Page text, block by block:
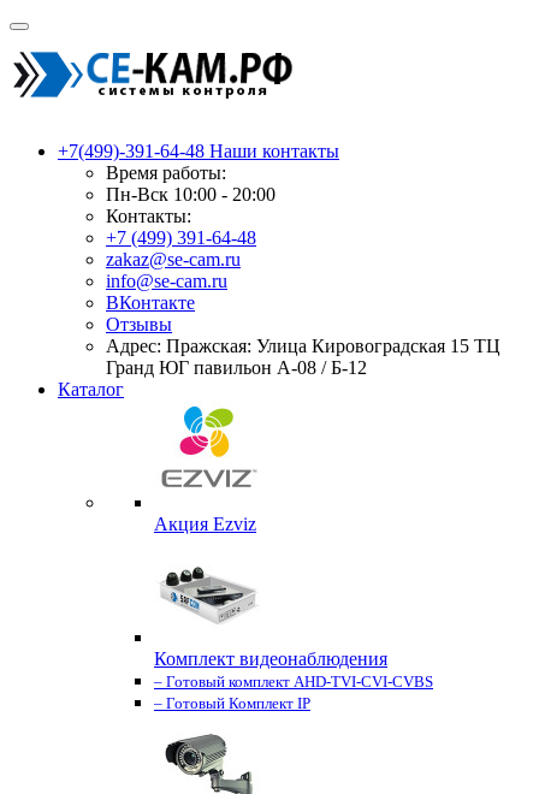
+7(499)-391-64-48 Наши контакты
Время работы:
Пн-Вск 10:00 - 20:00
Контакты:
+7 (499) 391-64-48
zakaz@se-cam.ru
info@se-cam.ru
ВКонтакте
Отзывы
Адрес: Пражская: Улица Кировоградская 15 ТЦ
Гранд ЮГ павильон А-08 / Б-12
Каталог
Акция Ezviz
Комплект видеонаблюдения
– Готовый комплект AHD-TVI-CVI-CVBS
– Готовый Комплект IP